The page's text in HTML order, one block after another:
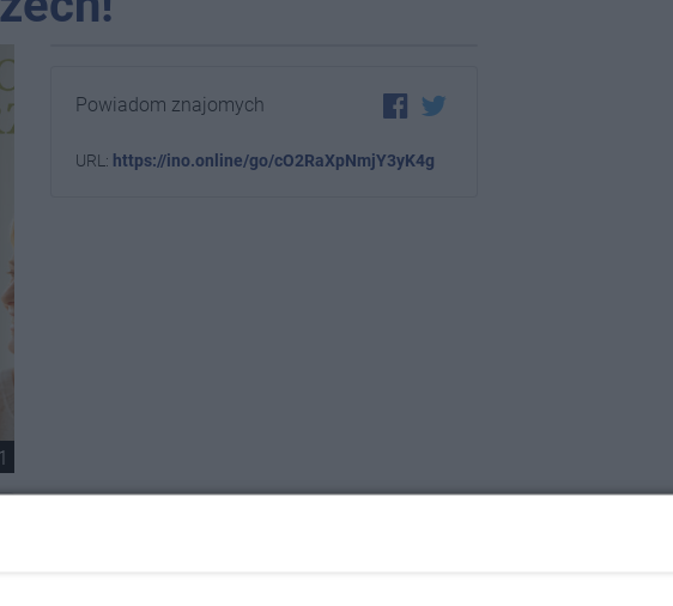
1
Powiadom znajomych
URL: https://ino.online/go/cO2RaXpNmjY3yK4g